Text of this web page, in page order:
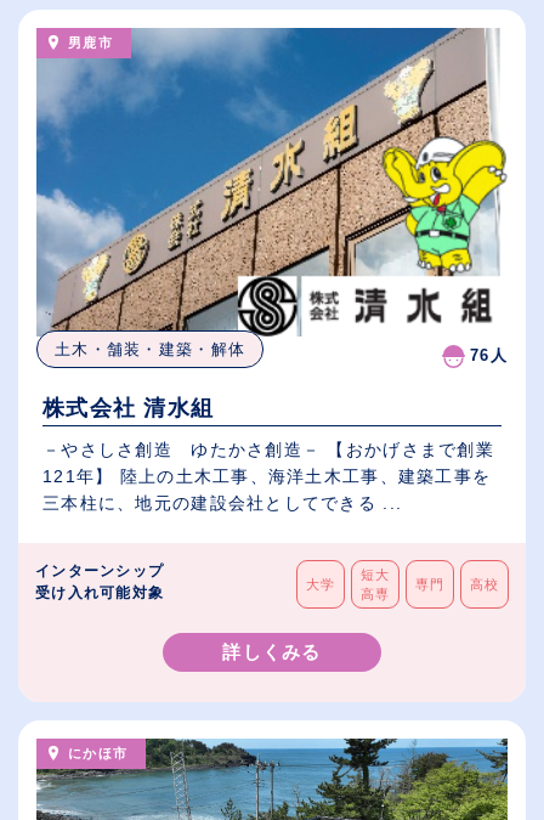
男鹿市
土木・舗装・建築・解体 76人
株式会社 清水組
－やさしさ創造 ゆたかさ創造－ 【おかげさまで創業
121年】 陸上の土木工事、海洋土木工事、建築工事を
三本柱に、地元の建設会社としてできる ...
インターンシップ
受け入れ可能対象
大学
短大
高専
専門 高校
詳しくみる
にかほ市